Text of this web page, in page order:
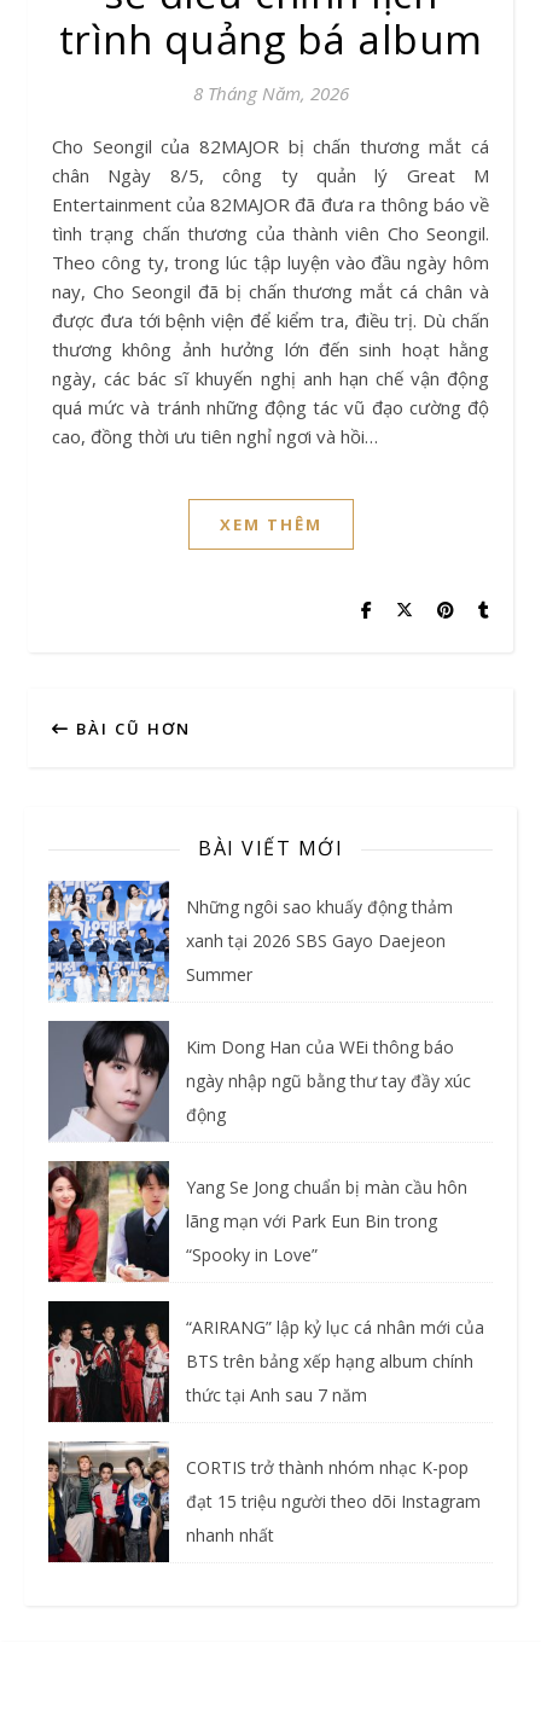
trình quảng bá album
8 Tháng Năm, 2026
Cho Seongil của 82MAJOR bị chấn thương mắt cá
chân Ngày 8/5, công ty quản lý Great M
Entertainment của 82MAJOR đã đưa ra thông báo về
tình trạng chấn thương của thành viên Cho Seongil.
Theo công ty, trong lúc tập luyện vào đầu ngày hôm
nay, Cho Seongil đã bị chấn thương mắt cá chân và
được đưa tới bệnh viện để kiểm tra, điều trị. Dù chấn
thương không ảnh hưởng lớn đến sinh hoạt hằng
ngày, các bác sĩ khuyến nghị anh hạn chế vận động
quá mức và tránh những động tác vũ đạo cường độ
cao, đồng thời ưu tiên nghỉ ngơi và hồi…
XEM THÊM
BÀI CŨ HƠN
BÀI VIẾT MỚI
Những ngôi sao khuấy động thảm
xanh tại 2026 SBS Gayo Daejeon
Summer
Kim Dong Han của WEi thông báo
ngày nhập ngũ bằng thư tay đầy xúc
động
Yang Se Jong chuẩn bị màn cầu hôn
lãng mạn với Park Eun Bin trong
“Spooky in Love”
“ARIRANG” lập kỷ lục cá nhân mới của
BTS trên bảng xếp hạng album chính
thức tại Anh sau 7 năm
CORTIS trở thành nhóm nhạc K-pop
đạt 15 triệu người theo dõi Instagram
nhanh nhất